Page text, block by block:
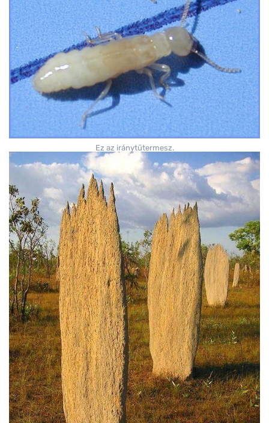
Ez az iránytűtermesz.